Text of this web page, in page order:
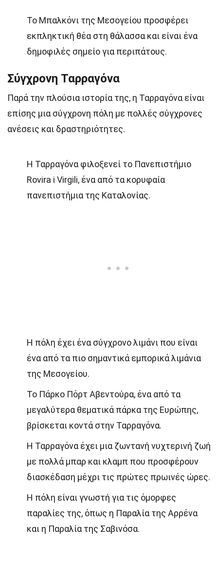
Το Μπαλκόνι της Μεσογείου προσφέρει
εκπληκτική θέα στη θάλασσα και είναι ένα
δημοφιλές σημείο για περιπάτους.
Σύγχρονη Ταρραγόνα
Παρά την πλούσια ιστορία της, η Ταρραγόνα είναι
επίσης μια σύγχρονη πόλη με πολλές σύγχρονες
ανέσεις και δραστηριότητες.
Η Ταρραγόνα φιλοξενεί το Πανεπιστήμιο
Rovira i Virgili, ένα από τα κορυφαία
πανεπιστήμια της Καταλονίας.
Η πόλη έχει ένα σύγχρονο λιμάνι που είναι
ένα από τα πιο σημαντικά εμπορικά λιμάνια
της Μεσογείου.
Το Πάρκο Πόρτ Αβεντούρα, ένα από τα
μεγαλύτερα θεματικά πάρκα της Ευρώπης,
βρίσκεται κοντά στην Ταρραγόνα.
Η Ταρραγόνα έχει μια ζωντανή νυχτερινή ζωή
με πολλά μπαρ και κλαμπ που προσφέρουν
διασκέδαση μέχρι τις πρώτες πρωινές ώρες.
Η πόλη είναι γνωστή για τις όμορφες
παραλίες της, όπως η Παραλία της Αρρένα
και η Παραλία της Σαβινόσα.